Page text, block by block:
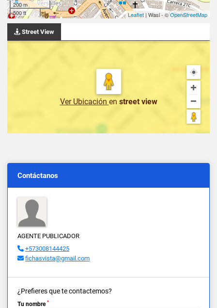
200 m
500 ft
Leaflet | Wasi - ©OpenStreetMap
Street View
Ver Ubicación en street view
Contáctanos
AGENTE PUBLICADOR
+573008144425
fichasvista@gmail.com
¿Prefieres que te contactemos?
Tu nombre *